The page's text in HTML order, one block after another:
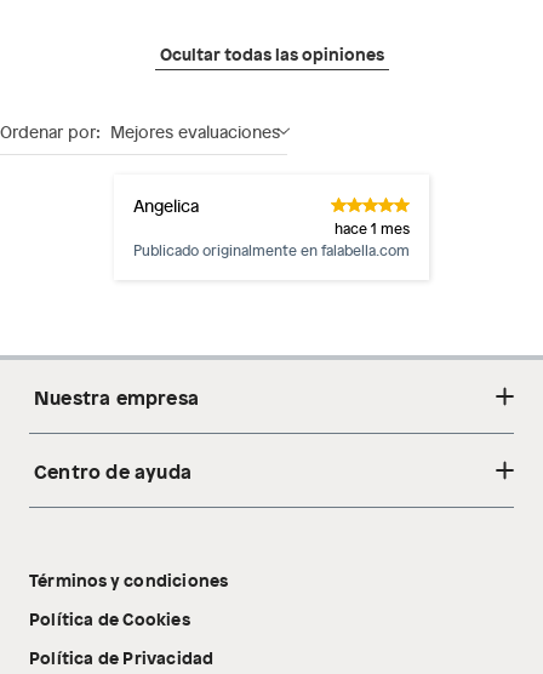
Ocultar todas las opiniones
Ordenar por: Mejores evaluaciones
Angelica
hace 1 mes
Publicado originalmente enfalabella.com
Nuestra empresa
Acerca de nosotros
Tecnología Pillow Walk
Centro de ayuda
Libro de reclamaciones
Términos y condiciones
Política de Cookies
Política de Privacidad